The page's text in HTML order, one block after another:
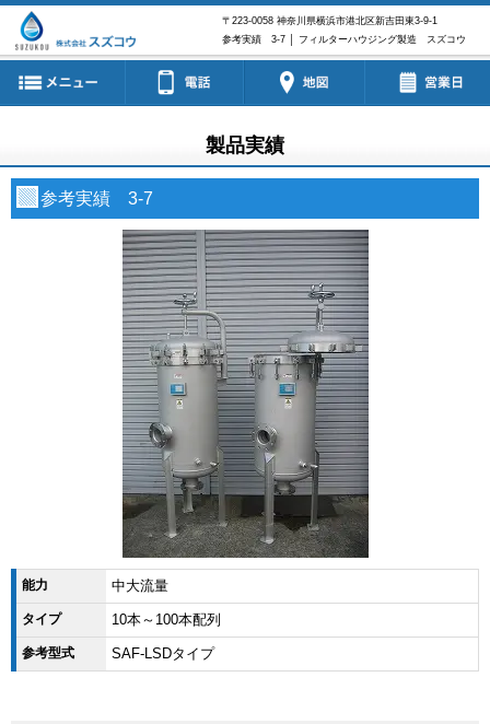
〒223-0058 神奈川県横浜市港北区新吉田東3-9-1
参考実績 3-7 │ フィルターハウジング製造 スズコウ
製品実績
参考実績 3-7
能力 中大流量
タイプ 10本～100本配列
参考型式 SAF-LSDタイプ